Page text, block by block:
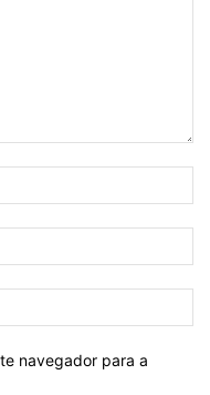
navegador para a